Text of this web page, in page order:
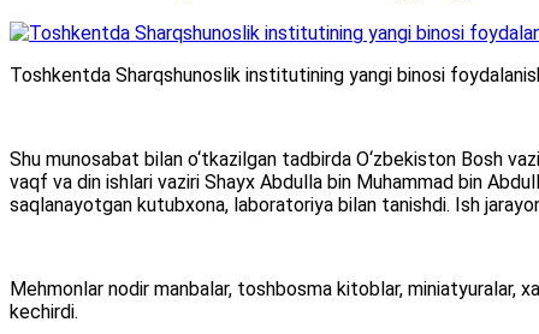
Toshkentda Sharqshunoslik institutining yangi binosi
Shu munosabat bilan o‘tkazilgan tadbirda O‘zbekiston Bosh
vaqf va din ishlari vaziri Shayx Abdulla bin Muhammad bin
saqlanayotgan kutubxona, laboratoriya bilan tanishdi. Ish
Mehmonlar nodir manbalar, toshbosma kitoblar, miniatyuralar,
kechirdi.